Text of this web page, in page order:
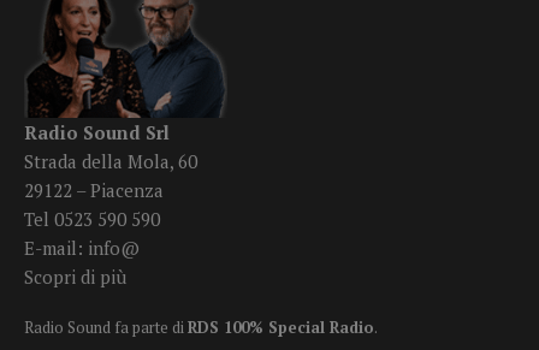
Radio Sound Srl
Strada della Mola, 60
29122 – Piacenza
Tel 0523 590 590
E-mail: info@
Scopri di più
Radio Sound fa parte diRDS 100% Special Radio.